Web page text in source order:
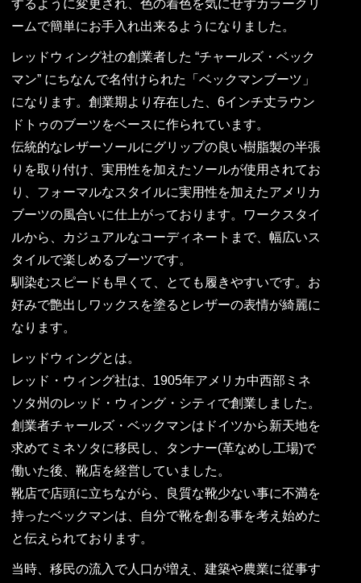
するように変更され、⾊の着⾊を気にせずカラークリ
ームで簡単にお手入れ出来るようになりました。
レッドウィング社の創業者した “チャールズ・ベック
マン” にちなんで名付けられた「ベックマンブーツ」
になります。創業期より存在した、6インチ丈ラウン
ドトゥのブーツをベースに作られています。
伝統的なレザーソールにグリップの良い樹脂製の半張
りを取り付け、実用性を加えたソールが使用されてお
り、フォーマルなスタイルに実用性を加えたアメリカ
ブーツの風合いに仕上がっております。ワークスタイ
ルから、カジュアルなコーディネートまで、幅広いス
タイルで楽しめるブーツです。
馴染むスピードも早くて、とても履きやすいです。お
好みで艶出しワックスを塗るとレザーの表情が綺麗に
なります。
レッドウィングとは。
レッド・ウィング社は、1905年アメリカ中西部ミネ
ソタ州のレッド・ウィング・シティで創業しました。
創業者チャールズ・ベックマンはドイツから新天地を
求めてミネソタに移民し、タンナー(革なめし工場)で
働いた後、靴店を経営していました。
靴店で店頭に立ちながら、良質な靴少ない事に不満を
持ったベックマンは、自分で靴を創る事を考え始めた
と伝えられております。
当時、移民の流入で人口が増え、建築や農業に従事す